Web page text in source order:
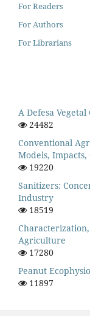
For Readers
For Authors
For Librarians
A Defesa
24482
Conventional
Models, Impacts,
19220
Sanitizers:
Industry
18519
Agriculture
17280
Peanut
11897